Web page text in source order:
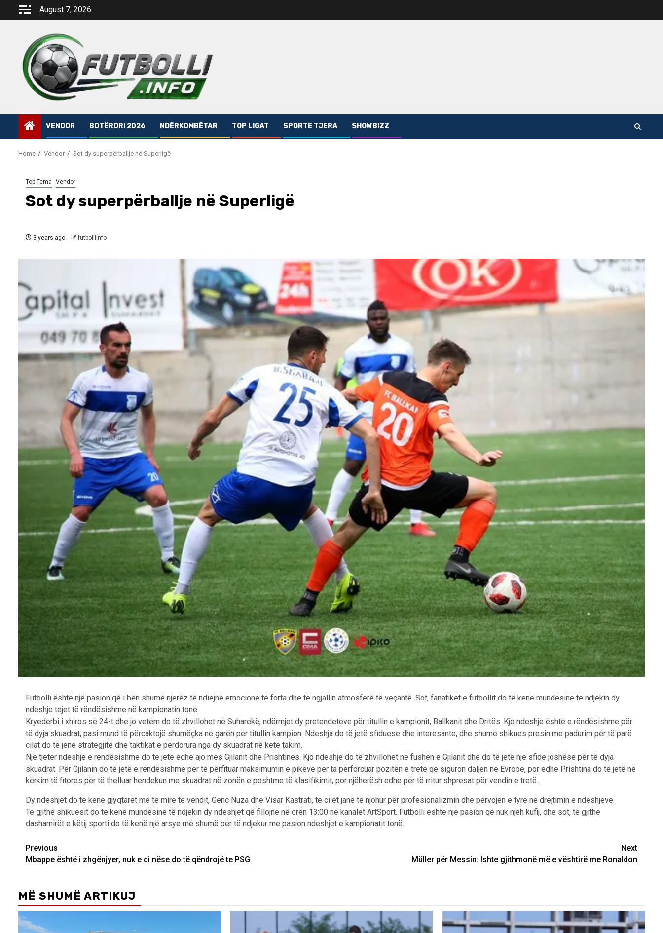
August 7, 2026
VENDOR BOTËRORI 2026 NDËRKOMBËTAR TOP LIGAT SPORTE TJERA SHOWBIZZ
Home Vendor Sot dy superpërballje në Superligë
Top Tema Vendor
Sot dy superpërballje në Superligë
3 years ago futbolliinfo
Futbolli është një pasion që i bën shumë njerëz të ndiejnë emocione të forta dhe të ngjallin atmosferë të veçantë. Sot, fanatikët e futbollit do të kenë mundësinë të ndjekin dy
ndeshje tejet të rëndësishme në kampionatin tonë.
Kryederbi i xhiros së 24-t dhe jo vetëm do të zhvillohet në Suharekë, ndërmjet dy pretendetëve për titullin e kampionit, Ballkanit dhe Dritës. Kjo ndeshje është e rëndësishme për
të dyja skuadrat, pasi mund të përcaktojë shumëçka në garën për titullin kampion. Ndeshja do të jetë sfiduese dhe interesante, dhe shumë shikues presin me padurim për të parë
cilat do të jenë strategjitë dhe taktikat e përdorura nga dy skuadrat në këtë takim.
Një tjetër ndeshje e rëndësishme do të jetë edhe ajo mes Gjilanit dhe Prishtinës. Kjo ndeshje do të zhvillohet në fushën e Gjilanit dhe do të jetë një sfidë joshëse për të dyja
skuadrat. Për Gjilanin do të jetë e rëndësishme për të përfituar maksimumin e pikëve për ta përforcuar pozitën e tretë që siguron daljen në Evropë, por edhe Prishtina do të jetë në
kërkim të fitores për të thelluar hendekun me skuadrat në zonën e poshtme të klasifikimit, por njëherësh edhe për të rritur shpresat për vendin e tretë.
Dy ndeshjet do të kenë gjyqtarët më të mirë të vendit, Genc Nuza dhe Visar Kastrati, të cilët janë të njohur për profesionalizmin dhe përvojën e tyre në drejtimin e ndeshjeve.
Të gjithë shikuesit do të kenë mundësinë të ndjekin dy ndeshjet që fillojnë në orën 13:00 në kanalet ArtSport. Futbolli është një pasion që nuk njeh kufij, dhe sot, të gjithë
dashamirët e këtij sporti do të kenë një arsye më shumë për të ndjekur me pasion ndeshjet e kampionatit tonë.
Post
navigation
Previous
Mbappe është i zhgënjyer, nuk e di nëse do të qëndrojë te PSG
Next
Müller për Messin: Ishte gjithmonë më e vështirë me Ronaldon
MË SHUMË ARTIKUJ